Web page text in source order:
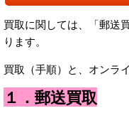
買取に関しては、「郵送
ります。
買取（手順）と、オンラ
１．郵送買取